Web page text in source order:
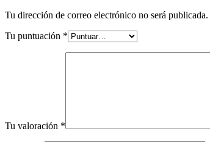
Tu dirección de correo electrónico no será publicada.
Tu puntuación *
Tu valoración *